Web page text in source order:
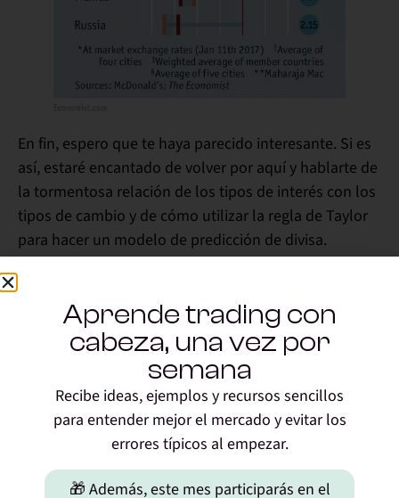
En fin, espero que te haya parecido interesante. Si es
así, estaré encantado de volver por aquí y hablarte de
la tormentosa relación de los tipos de interés con los
tipos de cambio y de cómo utilizar la regla de Taylor
para hacer un modelo de predicción de divisa.
Comparte este articulo
Uxío Fraga
Trader, formador de traders, ingeniero y
emprendedor. Fundador de Novatos
Trading Club (Escuela Profesional de
Aprende trading con
cabeza, una vez por
semana
Recibe ideas, ejemplos y recursos sencillos
para entender mejor el mercado y evitar los
errores típicos al empezar.
🎁 Además, este mes participarás en el